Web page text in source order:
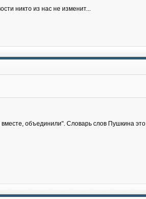
никто из нас не изменит...
объединили". Словарь слов Пушкина